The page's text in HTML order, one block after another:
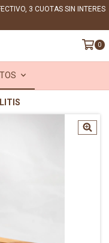
3 CUOTAS SIN INTERES
0